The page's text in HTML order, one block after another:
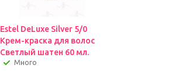
Estel DeLuxe Silver 5/0
Крем-краска для волос
Светлый шатен 60 мл.
Много